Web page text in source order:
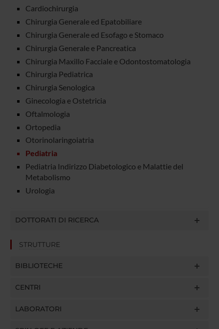
Cardiochirurgia
Chirurgia Generale ed Epatobiliare
Chirurgia Generale ed Esofago e Stomaco
Chirurgia Generale e Pancreatica
Chirurgia Maxillo Facciale e Odontostomatologia
Chirurgia Pediatrica
Chirurgia Senologica
Ginecologia e Ostetricia
Oftalmologia
Ortopedia
Otorinolaringoiatria
Pediatria
Pediatria Indirizzo Diabetologico e Malattie del
Metabolismo
Urologia
DOTTORATI DI RICERCA
STRUTTURE
BIBLIOTECHE
CENTRI
LABORATORI